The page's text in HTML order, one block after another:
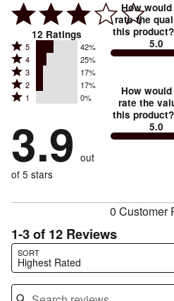
12 Ratings
Rated
5
stars
by
of
reviewers
5 42%
Rated
4
stars
by
of
reviewers
4 25%
Rated
3
stars
17%
of
reviewers
3 17%
Rated
2
by
17%
of
reviewers
2 17%
Rated
stars
by
0%
of
1 0%
3.9 out
of 5 stars
How
rate the
this product?
5.0
How
rate the
this product?
5.0
0 Customer
1-3 of 12 Reviews
SORT
Highest Rated
Search reviews…